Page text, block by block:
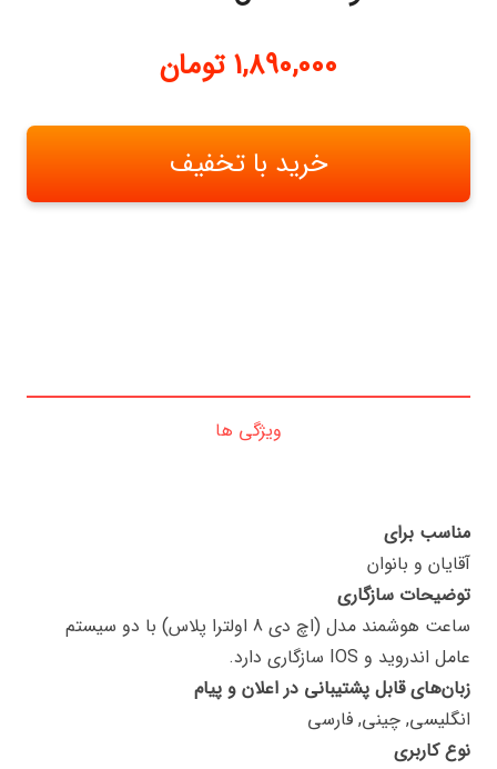
1,890,000 تومان
خرید با تخفیف
ویژگی ها
مناسب برای
آقایان و بانوان
توضیحات سازگاری
ساعت هوشمند مدل (اچ دی 8 اولترا پلاس) با دو سیستم
عامل اندروید و IOS سازگاری دارد.
زبان‌های قابل پشتیبانی در اعلان و پیام
انگلیسی, چینی, فارسی
نوع کاربری